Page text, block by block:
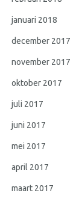
januari 2018
december 2017
november 2017
oktober 2017
juli 2017
juni 2017
mei 2017
april 2017
maart 2017